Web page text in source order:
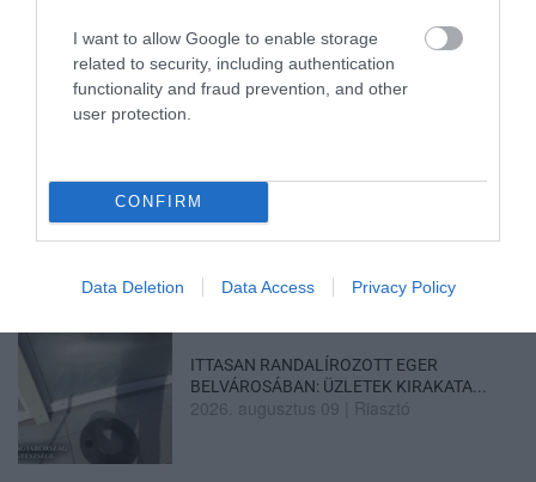
I want to allow Google to enable storage
related to security, including authentication
functionality and fraud prevention, and other
user protection.
CONFIRM
Data Deletion Data Access Privacy Policy
2026. augusztus 10
NÉLKÜLÖZHETETLEN ESZKÖZÖK
2026. augusztus 09
ITTASAN RANDALÍROZOTT EGER
BELVÁROSÁBAN: ÜZLETEK KIRAKATA...
2026. augusztus 09 Riasztó